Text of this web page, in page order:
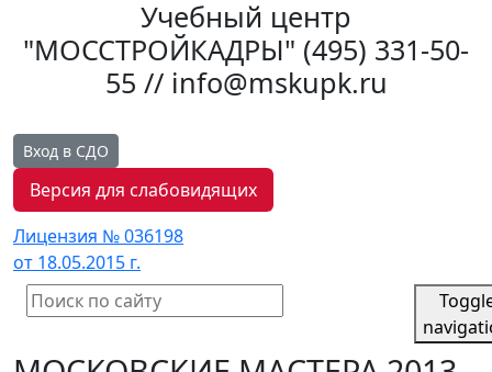
Учебный центр
"МОССТРОЙКАДРЫ" (495) 331-50-
55 // info@mskupk.ru
Вход в СДО
Версия для слабовидящих
Лицензия № 036198
от 18.05.2015 г.